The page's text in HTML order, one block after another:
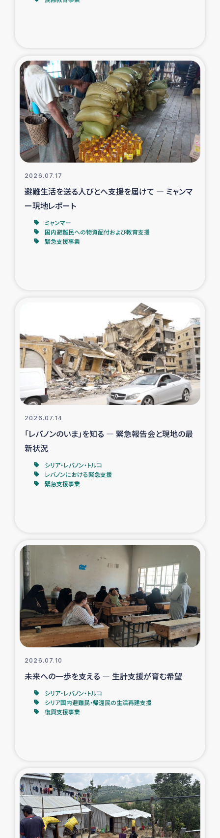
コーヒー生産者支援
アイナロ県マウベシ郡でのコーヒー畑改善事業
ベイルート大規模爆発被災者支援
女性の生計向上支援
アグロフォレストリー（カカオ）事業
2026.07.17
避難生活を送る人びとへ支援を届けて ― ミャンマ
ー現地レポート
ミャンマー
国内避難民への物資配付および教育支援
緊急支援事業
2026.07.14
「レバノンのいま」を知る ― 緊急報告会と現地の最
新状況
シリア・レバノン・トルコ
レバノンにおける緊急支援
緊急支援事業
2026.07.10
未来への一歩を支える ― 生計支援が育む希望
シリア・レバノン・トルコ
シリア国内避難民・帰還民の生活再建支援
復興支援事業